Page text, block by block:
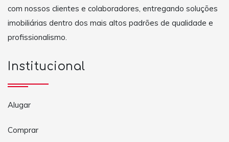
com nossos clientes e colaboradores, entregando soluções
imobiliárias dentro dos mais altos padrões de qualidade e
profissionalismo.
Institucional
Alugar
Comprar